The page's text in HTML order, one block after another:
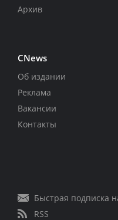
Архив
CNews
Об издании
Реклама
Вакансии
Контакты
Быстрая подписка
RSS